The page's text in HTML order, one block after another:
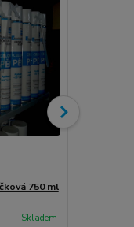
750 ml
Skladem